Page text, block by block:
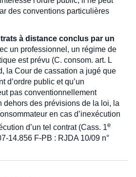
des conventions particulières
à distance conclus par un
un professionnel, un régime de
est prévu (C. consom. art. L
la Cour de cassation a jugé que
d’ordre public et qu’un
pas conventionnellement
dehors des prévisions de la loi, la
en cas d’inexécution
d’un tel contrat (Cass. 1e
14.856 F-PB : RJDA 10/09 n°